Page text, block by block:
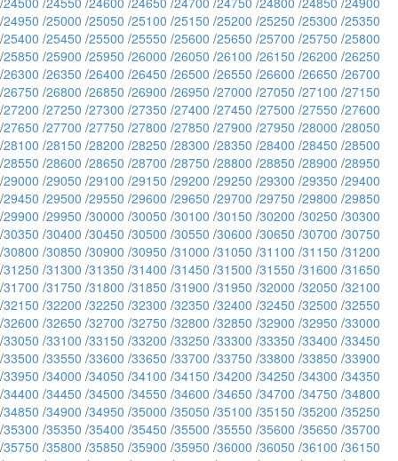
/24950 /25000 /25050 /25100 /25150 /25200 /25250 /25300 /25350
/25400 /25450 /25500 /25550 /25600 /25650 /25700 /25750 /25800
/25850 /25900 /25950 /26000 /26050 /26100 /26150 /26200 /26250
/26300 /26350 /26400 /26450 /26500 /26550 /26600 /26650 /26700
/26750 /26800 /26850 /26900 /26950 /27000 /27050 /27100 /27150
/27200 /27250 /27300 /27350 /27400 /27450 /27500 /27550 /27600
/27650 /27700 /27750 /27800 /27850 /27900 /27950 /28000 /28050
/28100 /28150 /28200 /28250 /28300 /28350 /28400 /28450 /28500
/28550 /28600 /28650 /28700 /28750 /28800 /28850 /28900 /28950
/29000 /29050 /29100 /29150 /29200 /29250 /29300 /29350 /29400
/29450 /29500 /29550 /29600 /29650 /29700 /29750 /29800 /29850
/29900 /29950 /30000 /30050 /30100 /30150 /30200 /30250 /30300
/30350 /30400 /30450 /30500 /30550 /30600 /30650 /30700 /30750
/30800 /30850 /30900 /30950 /31000 /31050 /31100 /31150 /31200
/31250 /31300 /31350 /31400 /31450 /31500 /31550 /31600 /31650
/31700 /31750 /31800 /31850 /31900 /31950 /32000 /32050 /32100
/32150 /32200 /32250 /32300 /32350 /32400 /32450 /32500 /32550
/32600 /32650 /32700 /32750 /32800 /32850 /32900 /32950 /33000
/33050 /33100 /33150 /33200 /33250 /33300 /33350 /33400 /33450
/33500 /33550 /33600 /33650 /33700 /33750 /33800 /33850 /33900
/33950 /34000 /34050 /34100 /34150 /34200 /34250 /34300 /34350
/34400 /34450 /34500 /34550 /34600 /34650 /34700 /34750 /34800
/34850 /34900 /34950 /35000 /35050 /35100 /35150 /35200 /35250
/35300 /35350 /35400 /35450 /35500 /35550 /35600 /35650 /35700
/35750 /35800 /35850 /35900 /35950 /36000 /36050 /36100 /36150